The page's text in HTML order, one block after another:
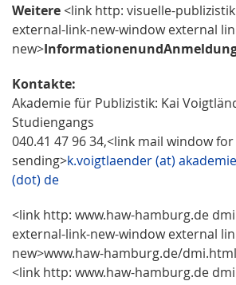
Weitere<link http: visuelle-
external-link-new-window external
new>Informationenund
Kontakte:
Akademie für Publizistik: Kai
Studiengangs
040.41 47 96 34,<link mail window for
sending>k.voigtlaender (at)
(dot) de
<link http: www.haw-hamburg.de
external-link-new-window external
new>www.haw-hamburg.de/dmi.html
<link http: www.haw-hamburg.de